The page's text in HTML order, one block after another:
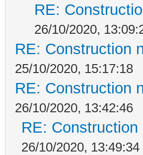
RE:
26/10/2020,
RE: Construction
25/10/2020, 15:17:18
RE: Construction
26/10/2020, 13:42:46
RE:
26/10/2020, 13:49:34